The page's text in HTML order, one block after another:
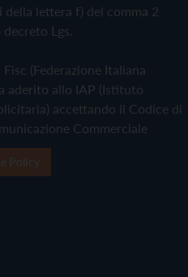
della lettera f) del comma 2
Lgs.
(Federazione Italiana
aderito allo IAP (Istituto
accettando il Codice di
Commerciale